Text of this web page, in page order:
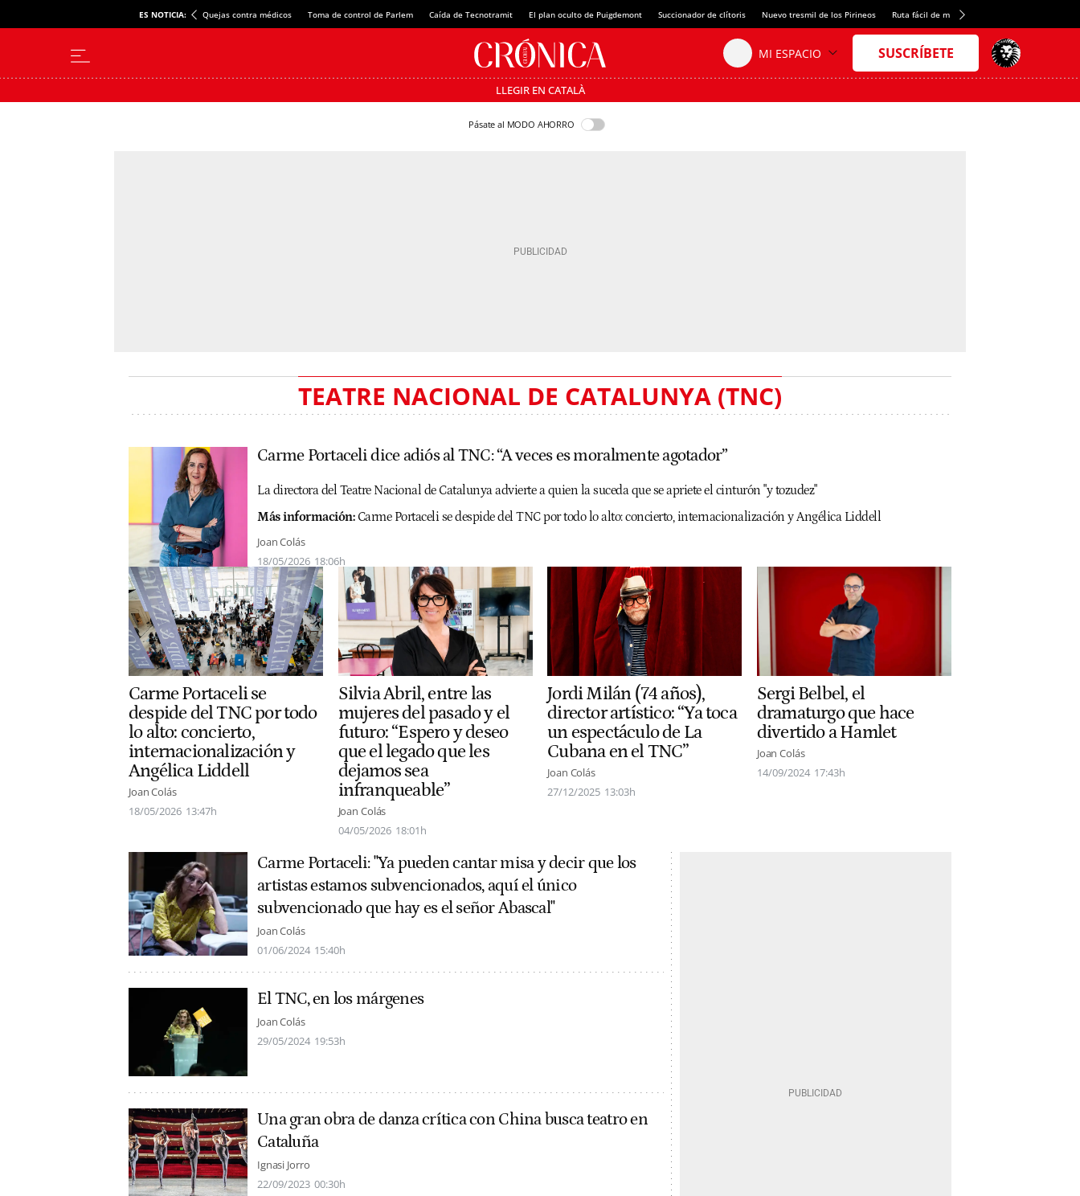
ES NOTICIA: Quejas contra médicos Toma de control de Parlem Caída de Tecnotramit El plan oculto de Puigdemont Succionador de clítoris Nuevo tresmil de los Pirineos Ruta fácil de montaña
LLEGIR EN CATALÀ
Pásate al MODO AHORRO
TEATRE NACIONAL DE CATALUNYA (TNC)
Carme Portaceli dice adiós al TNC: “A veces es moralmente agotador”
La directora del Teatre Nacional de Catalunya advierte a quien la suceda que se apriete el cinturón "y tozudez"
Más información: Carme Portaceli se despide del TNC por todo lo alto: concierto, internacionalización y Angélica Liddell
Joan Colás
18/05/2026 18:06h
Carme Portaceli se
despide del TNC por todo
lo alto: concierto,
internacionalización y
Angélica Liddell
Joan Colás
18/05/2026 13:47h
Silvia Abril, entre las
mujeres del pasado y el
futuro: “Espero y deseo
que el legado que les
dejamos sea
infranqueable”
Joan Colás
04/05/2026 18:01h
Jordi Milán (74 años),
director artístico: “Ya toca
un espectáculo de La
Cubana en el TNC”
Joan Colás
27/12/2025 13:03h
Sergi Belbel, el
dramaturgo que hace
divertido a Hamlet
Joan Colás
14/09/2024 17:43h
Carme Portaceli: "Ya pueden cantar misa y decir que los
artistas estamos subvencionados, aquí el único
subvencionado que hay es el señor Abascal"
Joan Colás
01/06/2024 15:40h
El TNC, en los márgenes
Joan Colás
29/05/2024 19:53h
Una gran obra de danza crítica con China busca teatro en
Cataluña
Ignasi Jorro
22/09/2023 00:30h